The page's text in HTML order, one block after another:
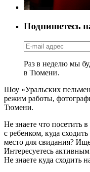
Подпишетесь
Раз в неделю мы
в Тюмени.
Шоу «Уральских
режим работы,
Тюмени.
Не знаете что посетить
с ребенком, куда
место для свидания?
Интересуетесь
Не знаете куда сходить